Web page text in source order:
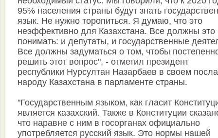
95% населения страны будут знать
язык. Не нужно торопиться. Я думаю, что это
неэффективно для Казахстана. Все должны это
понимать: и депутаты, и государственные
Все должны задуматься о том, чтобы
решить этот вопрос", - отметил президент
республики Нурсултан Назарбаев в своем
народу Казахстана в парламенте страны.
"Государственным языком, как гласит
является казахский. Также в Конституции
что наравне с ним в госорганах официально
употребляется русский язык. Это нормы нашей